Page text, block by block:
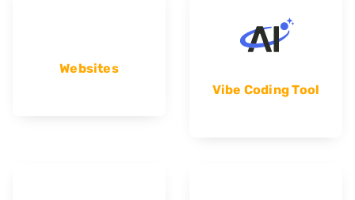
Websites
Vibe Coding Tool